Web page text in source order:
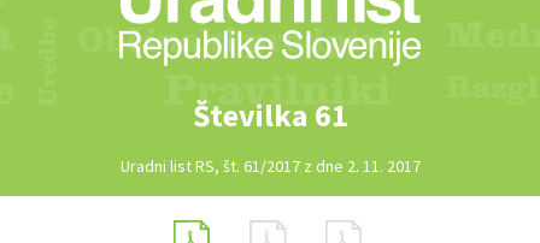
Številka 61
Uradni list RS, št. 61/2017 z dne 2. 11. 2017